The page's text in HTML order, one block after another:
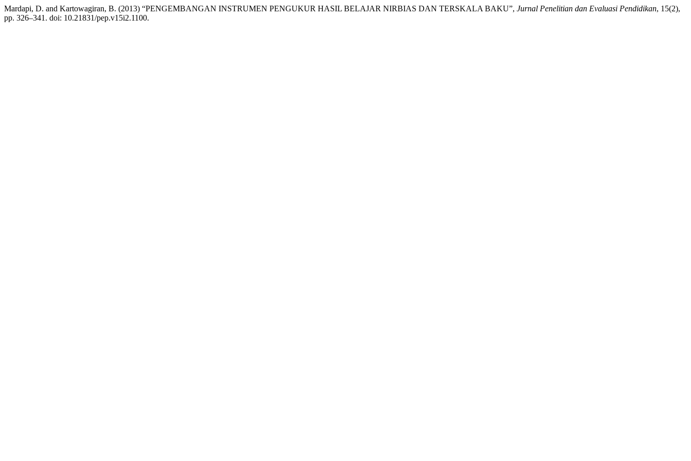
Mardapi, D. and Kartowagiran, B. (2013) “PENGEMBANGAN INSTRUMEN PENGUKUR HASIL BELAJAR NIRBIAS DAN TERSKALA BAKU”, Jurnal Penelitian dan Evaluasi Pendidikan, 15(2),
pp. 326–341. doi: 10.21831/pep.v15i2.1100.